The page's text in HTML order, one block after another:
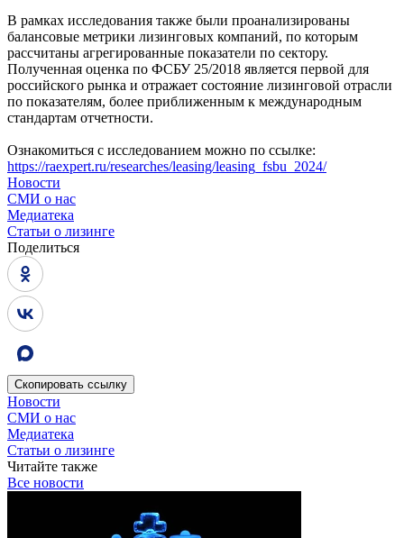
В рамках исследования также были проанализированы
балансовые метрики лизинговых компаний, по которым
рассчитаны агрегированные показатели по сектору.
Полученная оценка по ФСБУ 25/2018 является первой для
российского рынка и отражает состояние лизинговой отрасли
по показателям, более приближенным к международным
стандартам отчетности.
Ознакомиться с исследованием можно по ссылке:
https://raexpert.ru/researches/leasing/leasing_fsbu_2024/
Новости
СМИ о нас
Медиатека
Статьи о лизинге
Поделиться
Скопировать ссылку
Новости
СМИ о нас
Медиатека
Статьи о лизинге
Читайте также
Все новости